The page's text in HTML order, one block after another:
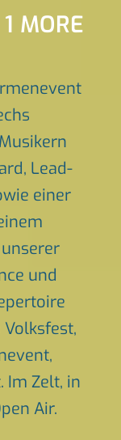
MORE
Lead-
einer
und
Im Zelt, in
Air.